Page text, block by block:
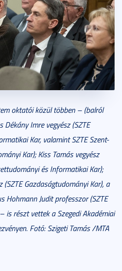
oktatói közül többen – (balról
Imre vegyész (SZTE
Kar, valamint SZTE Szent-
Kar); Kiss Tamás vegyész
és Informatikai Kar);
Gazdaságtudományi Kar), a
Hohmann Judit professzor (SZTE
is részt vettek a Szegedi Akadémiai
Fotó: Szigeti Tamás /MTA